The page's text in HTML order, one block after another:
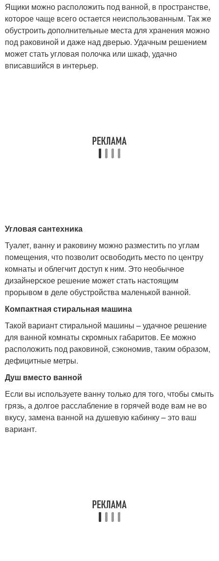
Ящики можно расположить под ванной, в пространстве,
которое чаще всего остается неиспользованным. Так же
обустроить дополнительные места для хранения можно
под раковиной и даже над дверью. Удачным решением
может стать угловая полочка или шкаф, удачно
вписавшийся в интерьер.
Угловая сантехника
Туалет, ванну и раковину можно разместить по углам
помещения, что позволит освободить место по центру
комнаты и облегчит доступ к ним. Это необычное
дизайнерское решение может стать настоящим
прорывом в деле обустройства маленькой ванной.
Компактная стиральная машина
Такой вариант стиральной машины – удачное решение
для ванной комнаты скромных габаритов. Ее можно
расположить под раковиной, сэкономив, таким образом,
дефицитные метры.
Душ вместо ванной
Если вы используете ванну только для того, чтобы смыть
грязь, а долгое расслабление в горячей воде вам не во
вкусу, замена ванной на душевую кабинку – это ваш
вариант.